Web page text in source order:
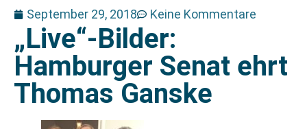
September 29, 2018 Keine Kommentare
„Live“-Bilder:
Hamburger Senat ehrt
Thomas Ganske